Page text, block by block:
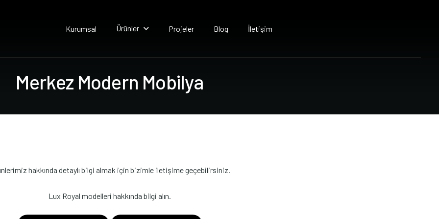
Kurumsal Ürünler Projeler Blog İletişim
Merkez Modern Mobilya
hakkında detaylı bilgi almak için bizimle iletişime geçebilirsiniz.
Lux Royal modelleri hakkında bilgi alın.